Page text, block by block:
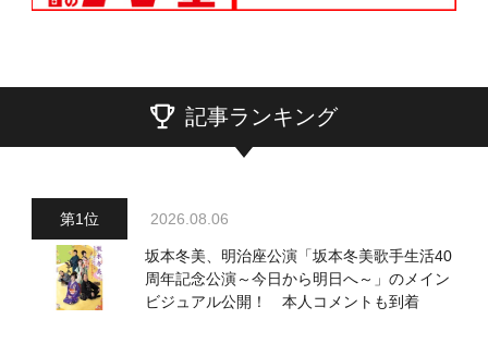
記事ランキング
2026.08.06
坂本冬美、明治座公演「坂本冬美歌手生活40
周年記念公演～今日から明日へ～」のメイン
ビジュアル公開！ 本人コメントも到着